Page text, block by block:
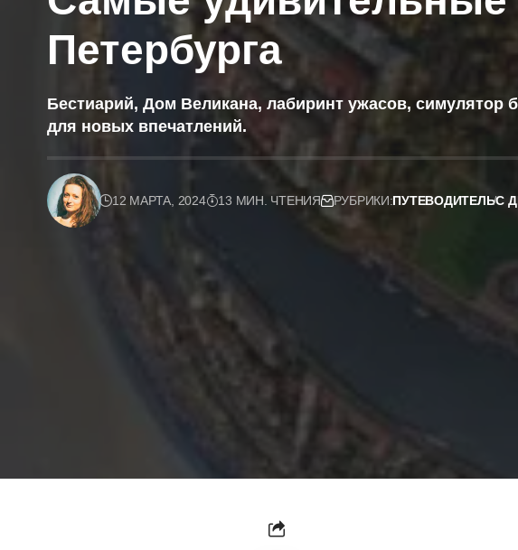
Петербурга
Бестиарий, Дом Великана, лабиринт ужасов, симулятор
для новых впечатлений.
12 МАРТА, 2024 13 МИН. ЧТЕНИЯ РУБРИКИ:ПУТЕВОДИТЕЛЬС